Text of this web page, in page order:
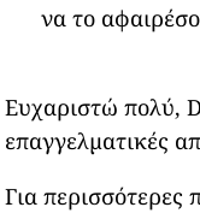
να το
Ευχαριστώ πολύ,
επαγγελματικές
Για περισσότερες